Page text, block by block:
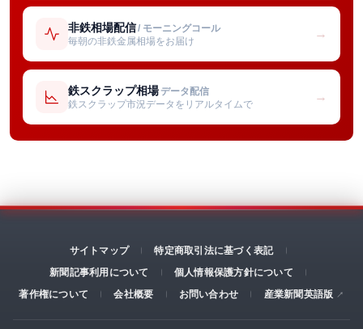
非鉄相場配信/ モーニングコール
毎朝の非鉄金属相場をお届け
→
鉄スクラップ相場 データ配信
鉄スクラップ市況データをリアルタイムで
→
サイトマップ
特定商取引法に基づく表記
新聞記事利用について
個人情報保護方針について
著作権について
会社概要 お問い合わせ 産業新聞英語版